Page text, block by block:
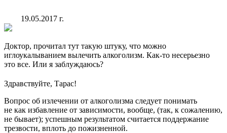
19.05.2017 г.
Доктор, прочитал тут такую штуку, что можно
иглоукалыванием вылечить алкоголизм. Как-то несерьезно
это все. Или я заблуждаюсь?
Здравствуйте, Тарас!
Вопрос об излечении от алкоголизма следует понимать
не как избавление от зависимости, вообще, (так, к сожалению,
не бывает); успешным результатом считается поддержание
трезвости, вплоть до пожизненной.